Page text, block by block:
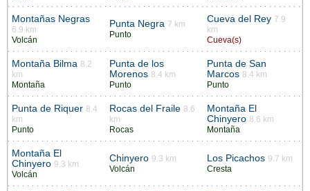
Montañas Negras
6.9 km
Volcán
Punta Negra 7 km
Punto
Cueva del Rey 7.9
km
Cueva(s)
Montaña Bilma 8.2
km
Montaña
Punta de los
Morenos 8.4 km
Punto
Punta de San
Marcos 8.4 km
Punto
Punta de Riquer 8.4
km
Punto
Rocas del Fraile 8.6
km
Rocas
Montaña El
Chinyero 8.6 km
Montaña
Montaña El
Chinyero 9.3 km
Volcán
Chinyero 9.3 km
Volcán
Los Picachos 9.7 km
Cresta